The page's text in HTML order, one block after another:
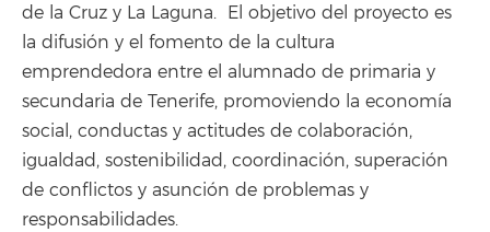
de la Cruz y La Laguna. El objetivo del proyecto es
la difusión y el fomento de la cultura
emprendedora entre el alumnado de primaria y
secundaria de Tenerife, promoviendo la economía
social, conductas y actitudes de colaboración,
igualdad, sostenibilidad, coordinación, superación
de conflictos y asunción de problemas y
responsabilidades.